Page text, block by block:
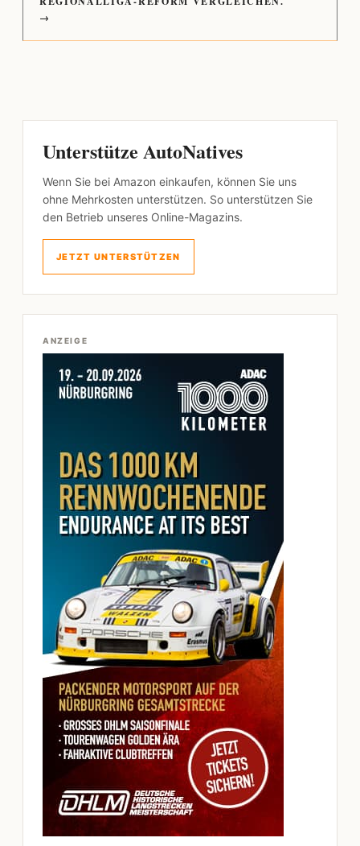
→
Unterstütze AutoNatives
Wenn Sie bei Amazon einkaufen, können Sie uns
ohne Mehrkosten unterstützen. So unterstützen Sie
den Betrieb unseres Online-Magazins.
JETZT UNTERSTÜTZEN
ANZEIGE